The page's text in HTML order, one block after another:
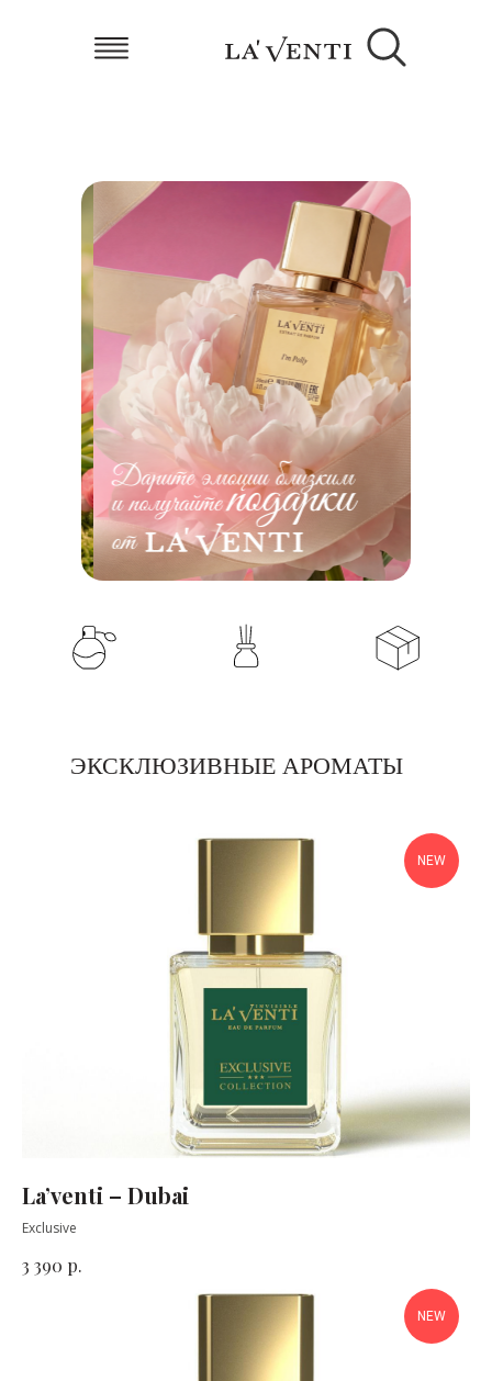
ЭКСКЛЮЗИВНЫЕ АРОМАТЫ
NEW
La’venti – Dubai
Exclusive
3 390 р.
NEW